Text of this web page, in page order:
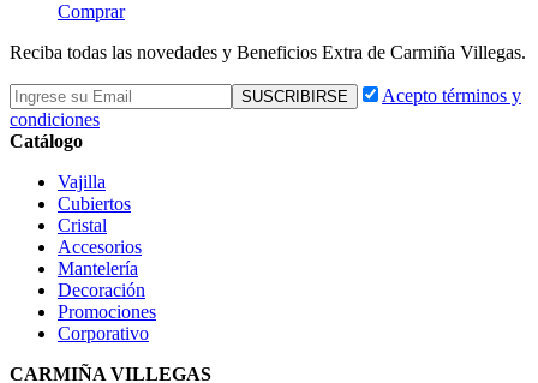
Comprar
Reciba todas las novedades y Beneficios Extra de Carmiña Villegas.
Acepto términos y
condiciones
Catálogo
Vajilla
Cubiertos
Cristal
Accesorios
Mantelería
Decoración
Promociones
Corporativo
CARMIÑA VILLEGAS